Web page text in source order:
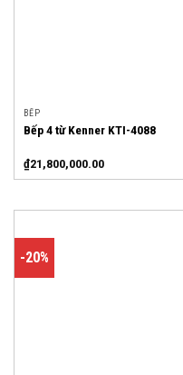
BẾP
Bếp 4 từ Kenner KTI-4088
₫21,800,000.00
-20%